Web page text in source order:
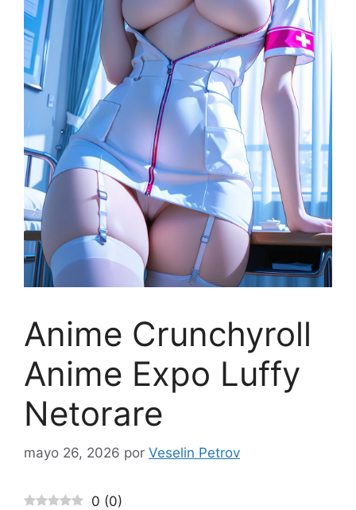
Anime Crunchyroll
Anime Expo Luffy
Netorare
mayo 26, 2026 por Veselin Petrov
0 (0)